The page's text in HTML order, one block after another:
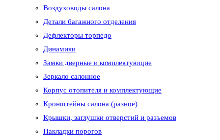
Воздуховоды салона
Детали багажного отделения
Дефлекторы торпедо
Динамики
Замки дверные и комплектующие
Зеркало салонное
Корпус отопителя и комплектующие
Кронштейны салона (разное)
Крышки, заглушки отверстий и разъемов
Накладки порогов